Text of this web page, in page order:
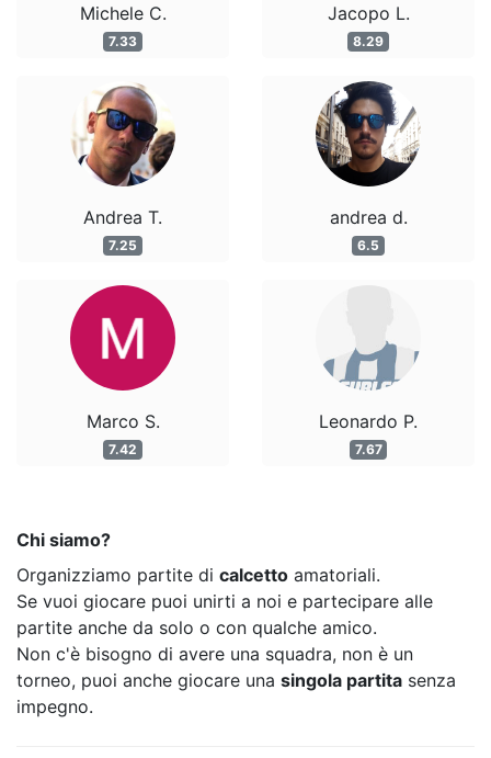
Michele C.
7.33
Andrea T.
7.25
Marco S.
7.42
Jacopo L.
8.29
andrea d.
6.5
Leonardo P.
7.67
Chi siamo?
Organizziamo partite di calcetto amatoriali.
Se vuoi giocare puoi unirti a noi e partecipare alle
partite anche da solo o con qualche amico.
Non c'è bisogno di avere una squadra, non è un
torneo, puoi anche giocare una singola partita senza
impegno.